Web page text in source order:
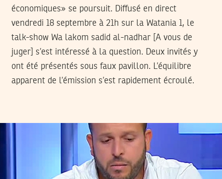
économiques» se poursuit. Diffusé en direct
vendredi 18 septembre à 21h sur la Watania 1, le
talk-show Wa lakom sadid al-nadhar [A vous de
juger] s’est intéressé à la question. Deux invités y
ont été présentés sous faux pavillon. L’équilibre
apparent de l’émission s’est rapidement écroulé.